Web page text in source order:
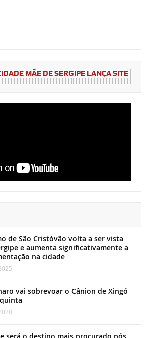
MÃE DE SERGIPE LANÇA SITE
de São Cristóvão volta a ser vista
e aumenta significativamente a
na cidade
vai sobrevoar o Cânion de Xingó